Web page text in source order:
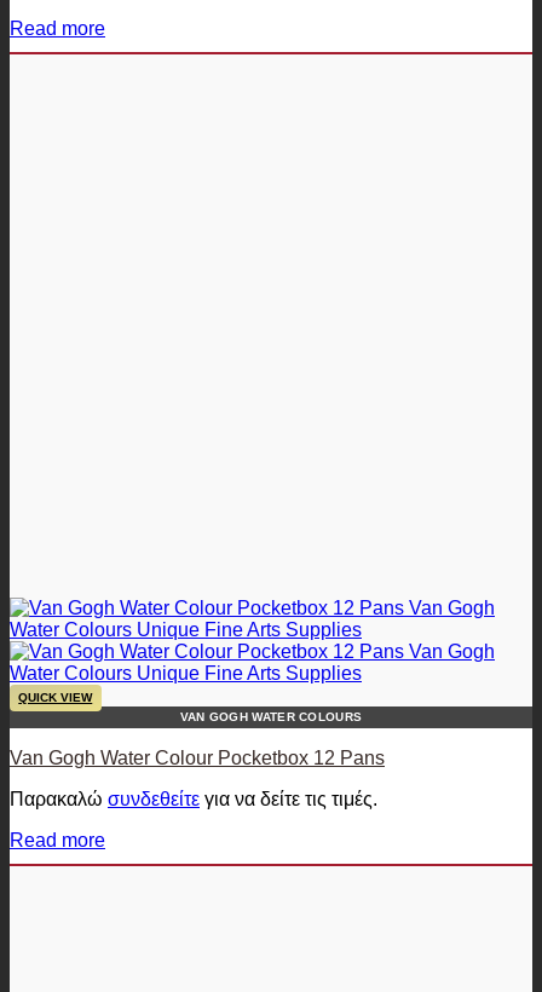
Read more
QUICK VIEW
VAN GOGH WATER COLOURS
Van Gogh Water Colour Pocketbox 12 Pans
Παρακαλώ συνδεθείτε για να δείτε τις τιμές.
Read more